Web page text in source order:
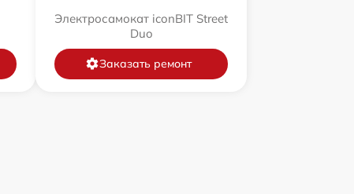
Электросамокат iconBIT Street
Duo
Заказать ремонт